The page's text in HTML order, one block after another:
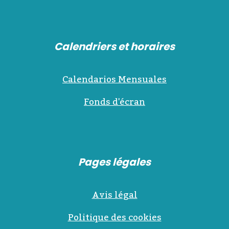
Calendriers et horaires
Calendarios Mensuales
Fonds d'écran
Pages légales
Avis légal
Politique des cookies